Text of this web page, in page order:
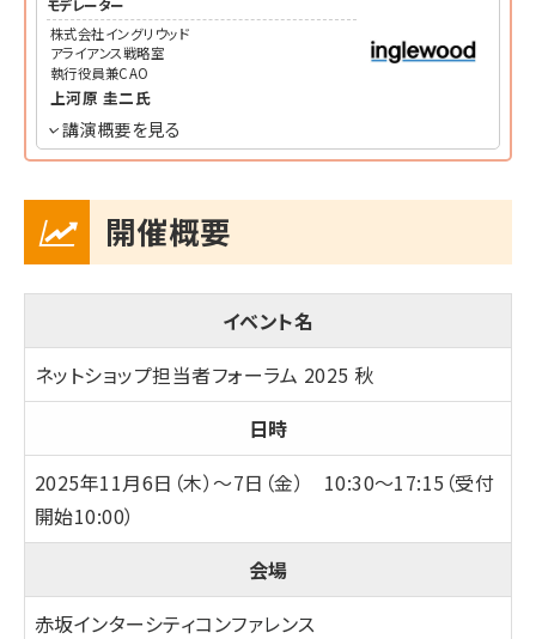
モデレーター
株式会社イングリウッド
アライアンス戦略室
執行役員兼CAO
上河原 圭二氏
講演概要を見る
開催概要
イベント名
ネットショップ担当者フォーラム 2025 秋
日時
2025年11月6日（木）～7日（金） 10:30～17:15（受付
開始10:00）
会場
赤坂インターシティコンファレンス